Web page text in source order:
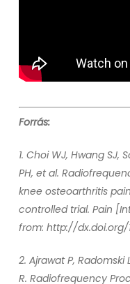
Forrás:
1. Choi WJ, Hwang SJ,
PH, et al.
knee osteoarthritis
controlled trial. Pain
from: http://dx.doi.org/
2. Ajrawat P, Radomski
R. Radiofrequency